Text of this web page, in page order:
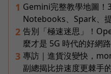
1 Gemini完整教學地圖！
Notebooks、Spark、
2 告別「極速迷思」！
麼才是 5G 時代的好網
3 專訪｜進貨沒變快，
副總揭比拚速度更棘手